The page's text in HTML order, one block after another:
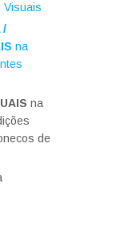
Visuais
/
na
na
de